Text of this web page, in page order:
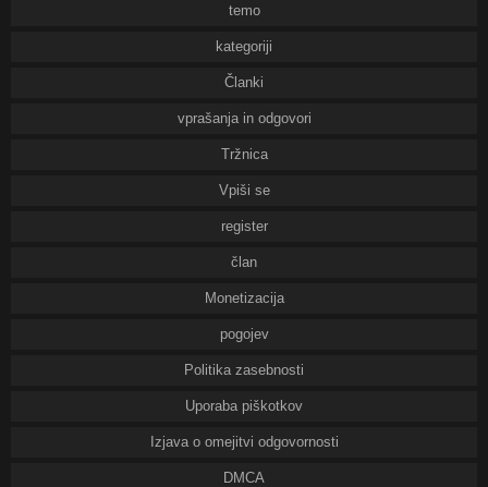
temo
kategoriji
Članki
vprašanja in odgovori
Tržnica
Vpiši se
register
član
Monetizacija
pogojev
Politika zasebnosti
Uporaba piškotkov
Izjava o omejitvi odgovornosti
DMCA